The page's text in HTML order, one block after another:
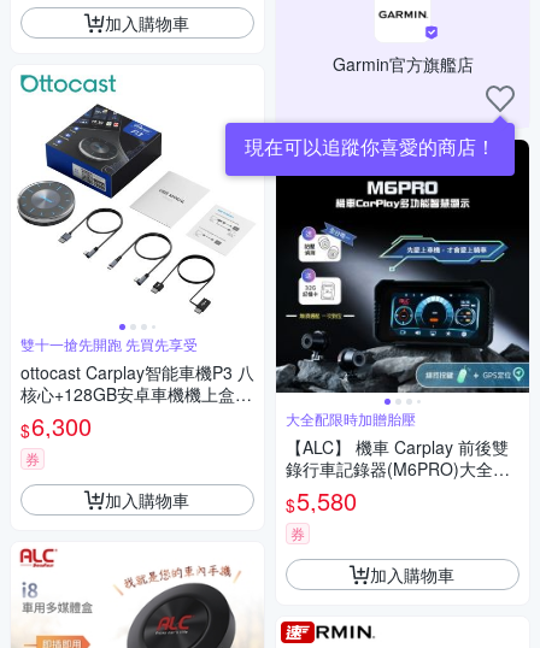
加入購物車
雙十一搶先開跑 先買先享受
ottocast Carplay智能車機P3 八
核心+128GB安卓車機機上盒-
車用多媒體影音 即插即用 秒變
安卓機
$6,300
券
加入購物車
Garmin官方旗艦店
現在可以追蹤你喜愛的商店！
大全配限時加贈胎壓
【ALC】 機車 Carplay 前後雙
錄行車記錄器(M6PRO)大全配
再加贈胎壓-加贈32G
$5,580
券
加入購物車